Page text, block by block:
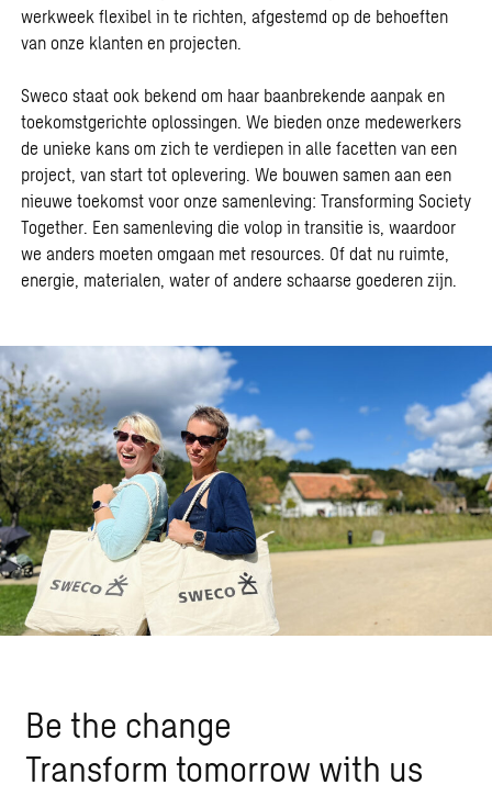
werkweek flexibel in te richten, afgestemd op de behoeften
van onze klanten en projecten.
Sweco staat ook bekend om haar baanbrekende aanpak en
toekomstgerichte oplossingen. We bieden onze medewerkers
de unieke kans om zich te verdiepen in alle facetten van een
project, van start tot oplevering. We bouwen samen aan een
nieuwe toekomst voor onze samenleving: Transforming Society
Together. Een samenleving die volop in transitie is, waardoor
we anders moeten omgaan met resources. Of dat nu ruimte,
energie, materialen, water of andere schaarse goederen zijn.
Be the change
Transform tomorrow with us